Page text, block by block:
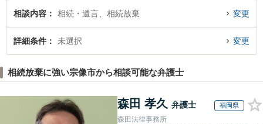
相談内容 相続・遺言、相続放棄 変更
詳細条件 未選択 変更
相続放棄に強い宗像市から相談可能な弁護士
森田 孝久 弁護士 福岡県
森田法律事務所